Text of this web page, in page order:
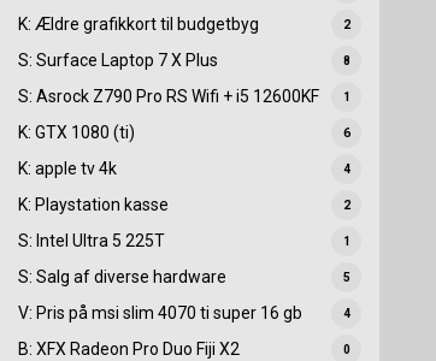
K: Ældre grafikkort til budgetbyg 2
S: Surface Laptop 7 X Plus 8
S: Asrock Z790 Pro RS Wifi + i5 12600KF 1
K: GTX 1080 (ti) 6
K: apple tv 4k 4
K: Playstation kasse 2
S: Intel Ultra 5 225T 1
S: Salg af diverse hardware 5
V: Pris på msi slim 4070 ti super 16 gb 4
B: XFX Radeon Pro Duo Fiji X2 0